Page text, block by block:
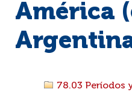
América
78.03 Períodos